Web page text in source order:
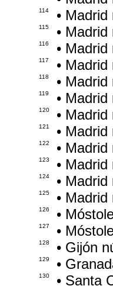
114 •
115 •
116 •
117 •
118 •
119 •
120 •
121 •
122 •
123 •
124 •
125 •
126 •
127 •
128 • Gijón
129 •
130 • Santa